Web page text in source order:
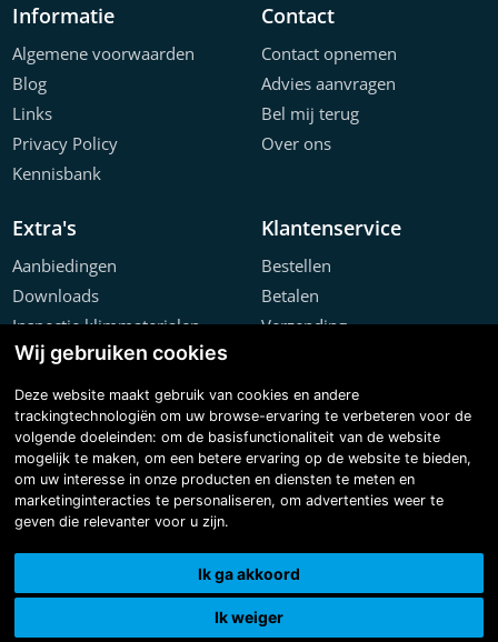
Informatie
Algemene voorwaarden
Blog
Links
Privacy Policy
Kennisbank
Contact
Contact opnemen
Advies aanvragen
Bel mij terug
Over ons
Extra's
Aanbiedingen
Downloads
Inspectie klimmaterialen
Offerte configurator
Projecten
Klantenservice
Bestellen
Betalen
Verzending
Klachten
| Powered byBO Creator DXP®
3D tour
Wij gebruiken cookies
Deze website maakt gebruik van cookies en andere
trackingtechnologiën om uw browse-ervaring te verbeteren voor de
volgende doeleinden: om de basisfunctionaliteit van de website
mogelijk te maken, om een betere ervaring op de website te bieden,
om uw interesse in onze producten en diensten te meten en
marketinginteracties te personaliseren, om advertenties weer te
geven die relevanter voor u zijn.
Ik ga akkoord
Ik weiger